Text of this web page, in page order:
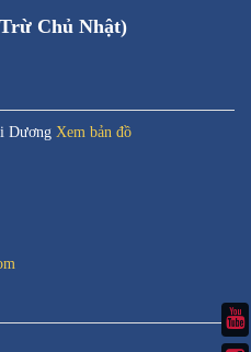
Chủ Nhật)
Dương Xem bản đồ